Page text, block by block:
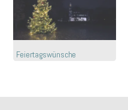
Feiertagswünsche